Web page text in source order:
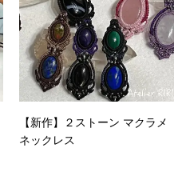
【新作】２ストーン マクラメ
ネックレス